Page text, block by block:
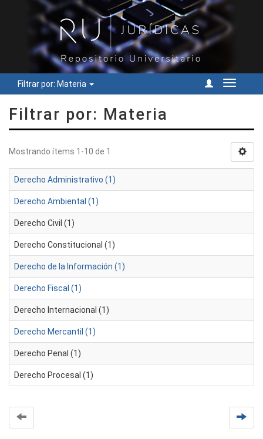
Filtrar por: Materia
Cambiar
Filtrar por: Materia
Mostrando ítems 1-10 de 1
Derecho Administrativo (1)
Derecho Ambiental (1)
Derecho Civil (1)
Derecho Constitucional (1)
Derecho de la Información (1)
Derecho Fiscal (1)
Derecho Internacional (1)
Derecho Mercantil (1)
Derecho Penal (1)
Derecho Procesal (1)